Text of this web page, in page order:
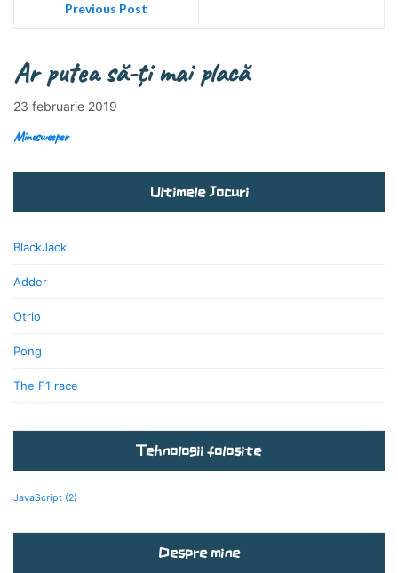
Previous Post
Ar putea să-ți mai placă
23 februarie 2019
Minesweeper
Ultimele Jocuri
BlackJack
Adder
Otrio
Pong
The F1 race
Tehnologii folosite
JavaScript (2)
Despre mine